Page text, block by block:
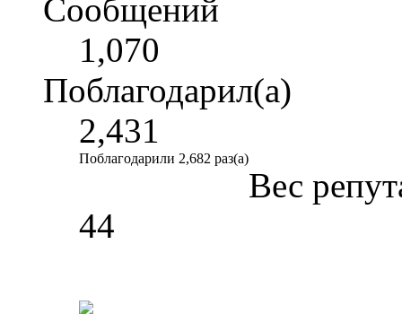
Сообщений
1,070
Поблагодарил(а)
2,431
Поблагодарили 2,682 раз(а)
Вес
44